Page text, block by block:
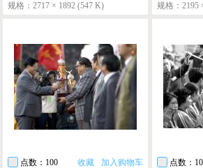
规格：2717 × 1892 (547 K)
规格：2195
收藏 加入购物车
点数：100
点数：